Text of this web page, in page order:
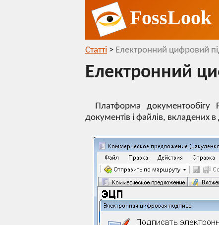
FossLook
Статті > Електронний цифровий
Електронний
Платформа документообігу
документів і файлів, вкладених